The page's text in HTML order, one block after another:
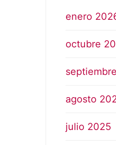
enero
octubre
agosto
julio 2025